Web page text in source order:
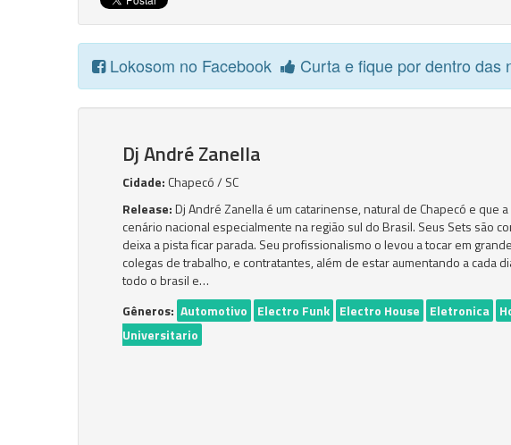
Lokosom no Facebook Curta e fique por dentro das
Dj André Zanella
Cidade: Chapecó / SC
Release:Dj André Zanella é um catarinense, natural de Chapecó e que
cenário nacional especialmente na região sul do Brasil. Seus Sets são
deixa a pista ficar parada. Seu profissionalismo o levou a tocar em
colegas de trabalho, e contratantes, além de estar aumentando a cada
todo o brasil e…
Gêneros: Automotivo Electro Funk Electro House Eletronica
Universitario